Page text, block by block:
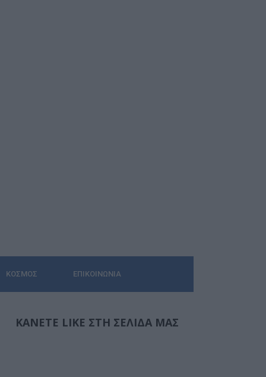
ΚΌΣΜΟΣ ΕΠΙΚΟΙΝΩΝΊΑ
ΚΆΝΕΤΕ LIKE ΣΤΗ ΣΕΛΊΔΑ ΜΑΣ